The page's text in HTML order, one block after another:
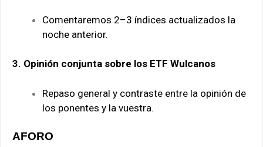
Comentaremos 2–3 índices actualizados la
noche anterior.
3. Opinión conjunta sobre los ETF Wulcanos
Repaso general y contraste entre la opinión de
los ponentes y la vuestra.
AFORO